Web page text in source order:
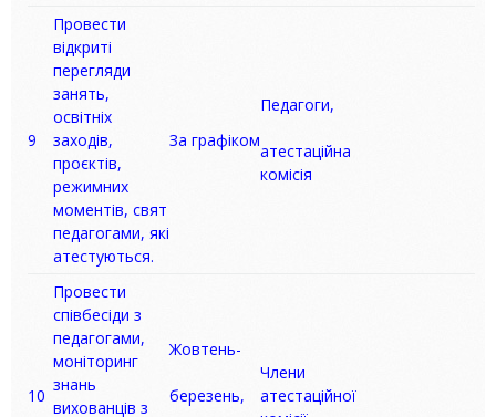
9
Провести
відкриті
перегляди
занять,
освітніх
заходів,
проєктів,
режимних
моментів, свят
педагогами, які
атестуються.
За графіком
Педагоги,
атестаційна
комісія
10
Провести
співбесіди з
педагогами,
моніторинг
знань
вихованців з
Жовтень-
березень,
Члени
атестаційної